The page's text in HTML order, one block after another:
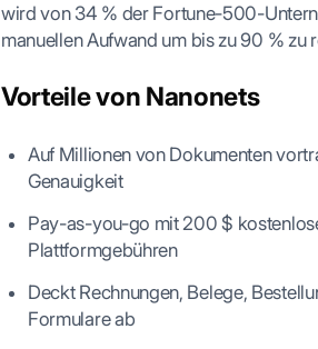
wird von 34 % der Fortune-500-
manuellen Aufwand um bis zu 90 % zu
Vorteile von Nanonets
Auf Millionen von Dokumenten
Genauigkeit
Pay-as-you-go mit 200 $
Plattformgebühren
Deckt Rechnungen, Belege,
Formulare ab